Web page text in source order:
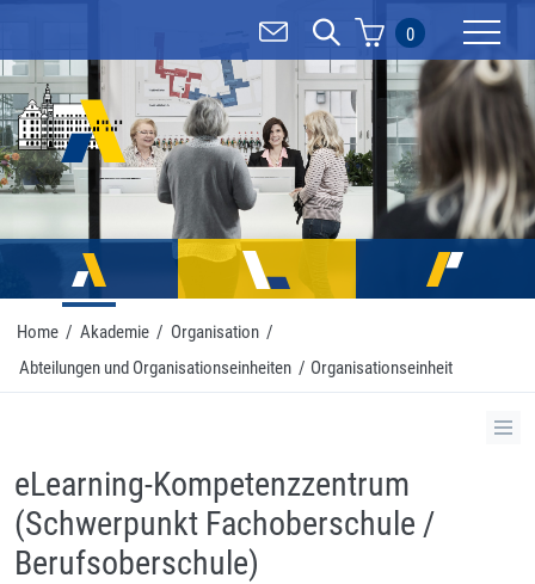
0
Home / Akademie / Organisation /
Abteilungen und Organisationseinheiten / Organisationseinheit
eLearning-Kompetenzzentrum
(Schwerpunkt Fachoberschule /
Berufsoberschule)